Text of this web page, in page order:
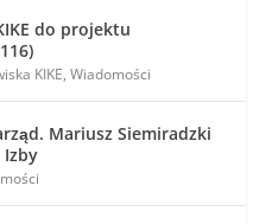
do projektu
KIKE,Wiadomości
Mariusz Siemiradzki
Izby